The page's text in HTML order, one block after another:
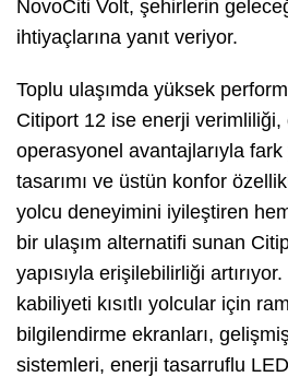
NovoCiti Volt, şehirlerin
ihtiyaçlarına yanıt veriyor.
Toplu ulaşımda yüksek
Citiport 12 ise enerji verimliliği,
operasyonel avantajlarıyla
tasarımı ve üstün konfor
yolcu deneyimini iyileştiren
bir ulaşım alternatifi sunan
yapısıyla erişilebilirliği
kabiliyeti kısıtlı yolcular için
bilgilendirme ekranları,
sistemleri, enerji tasarruflu